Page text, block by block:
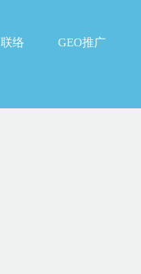
联络
GEO推广